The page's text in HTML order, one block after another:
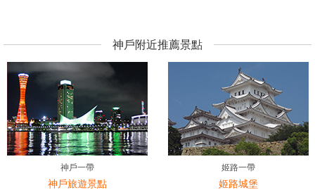
神戶附近推薦景點
神戶一帶
神戶旅遊景點
姬路一帶
姬路城堡